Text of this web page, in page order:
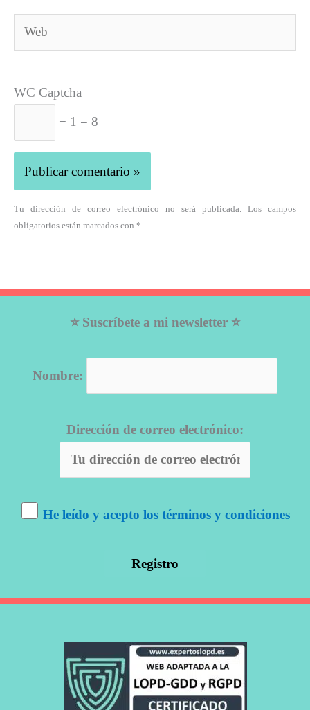
Web
WC Captcha
− 1 = 8
Tu dirección de correo electrónico no será publicada. Los campos
obligatorios están marcados con *
⭐ Suscríbete a mi newsletter ⭐
Nombre:
Dirección de correo electrónico:
He leído y acepto los términos y condiciones